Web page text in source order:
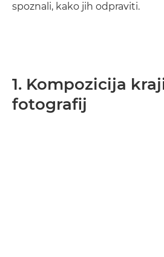
spoznali, kako jih odpraviti.
1. Kompozicija
fotografij